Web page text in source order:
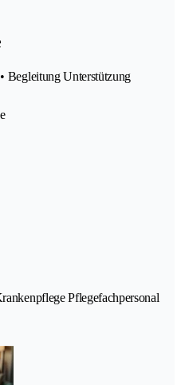
Begleitung Unterstützung
Pflegefachpersonal